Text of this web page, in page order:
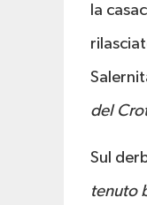
la
del
Sul
tenuto